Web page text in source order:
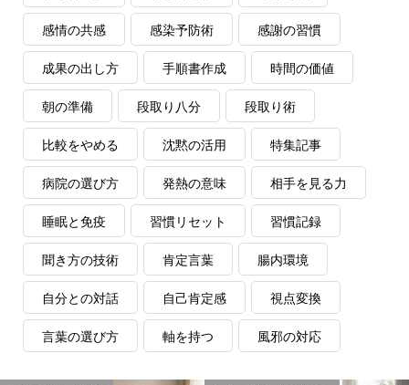
感情の共感 感染予防術 感謝の習慣
成果の出し方 手順書作成 時間の価値
朝の準備 段取り八分 段取り術
比較をやめる 沈黙の活用 特集記事
病院の選び方 発熱の意味 相手を見る力
睡眠と免疫 習慣リセット 習慣記録
聞き方の技術 肯定言葉 腸内環境
自分との対話 自己肯定感 視点変換
言葉の選び方 軸を持つ 風邪の対応